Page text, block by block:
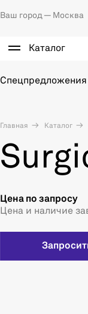
Ваш город — Москва
Каталог
Спецпредложения
Главная Каталог
Цена по запросу
Цена и наличие